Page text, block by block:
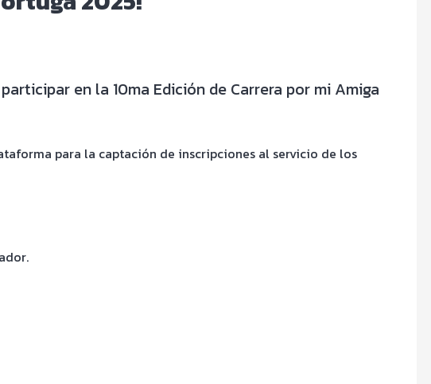
en la 10ma Edición de Carrera por mi Amiga
para la captación de inscripciones al servicio de los